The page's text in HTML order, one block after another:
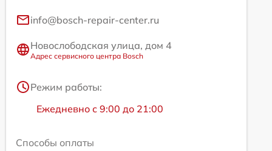
info@bosch-repair-center.ru
Новослободская улица, дом 4
Адрес сервисного центра Bosch
Режим работы:
Ежедневно с 9:00 до 21:00
Способы оплаты